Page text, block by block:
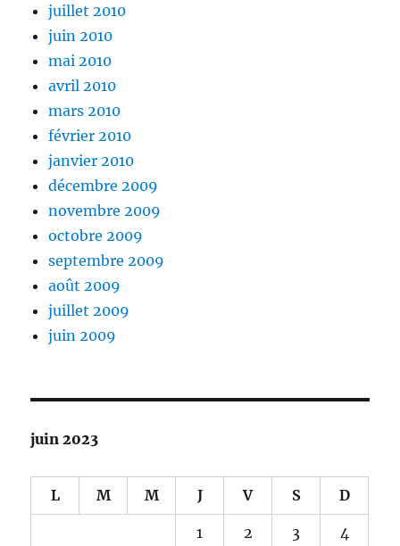
juillet 2010
juin 2010
mai 2010
avril 2010
mars 2010
février 2010
janvier 2010
décembre 2009
novembre 2009
octobre 2009
septembre 2009
août 2009
juillet 2009
juin 2009
juin 2023
L M M J V S D
1 2 3 4